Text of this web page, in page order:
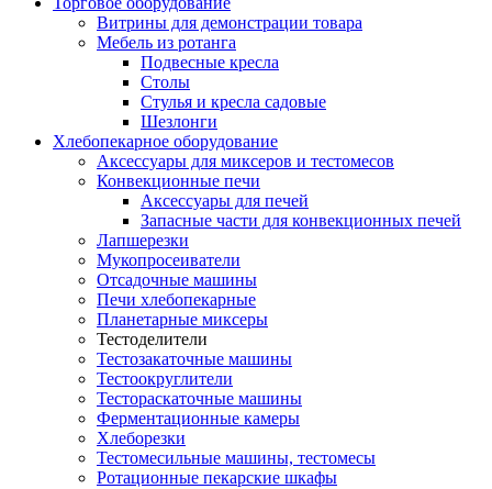
Витрины для демонстрации товара
Мебель из ротанга
Подвесные кресла
Столы
Стулья и кресла садовые
Шезлонги
Хлебопекарное оборудование
Аксессуары для миксеров и тестомесов
Конвекционные печи
Аксессуары для печей
Запасные части для конвекционных печей
Лапшерезки
Мукопросеиватели
Отсадочные машины
Печи хлебопекарные
Планетарные миксеры
Тестоделители
Тестозакаточные машины
Тестоокруглители
Тестораскаточные машины
Ферментационные камеры
Хлеборезки
Тестомесильные машины, тестомесы
Ротационные пекарские шкафы